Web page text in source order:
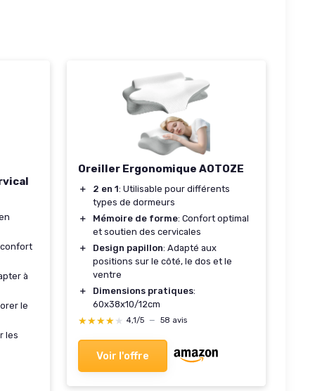
à
le
les
Oreiller Ergonomique AOTOZE
＋ 2 en 1: Utilisable pour différents
types de dormeurs
＋
Mémoire de forme: Confort optimal
et soutien des cervicales
＋
Design papillon: Adapté aux
positions sur le côté, le dos et le
ventre
＋
Dimensions pratiques:
60x38x10/12cm
★★★★★
★★★★★ 4,1/5 — 58 avis
Voir l'offre